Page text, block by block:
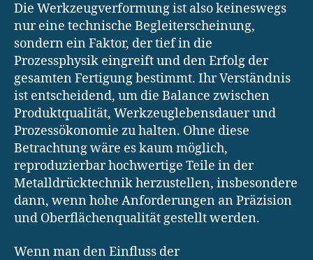
Die Werkzeugverformung ist also keineswegs
nur eine technische Begleiterscheinung,
sondern ein Faktor, der tief in die
Prozessphysik eingreift und den Erfolg der
gesamten Fertigung bestimmt. Ihr Verständnis
ist entscheidend, um die Balance zwischen
Produktqualität, Werkzeuglebensdauer und
Prozessökonomie zu halten. Ohne diese
Betrachtung wäre es kaum möglich,
reproduzierbar hochwertige Teile in der
Metalldrücktechnik herzustellen, insbesondere
dann, wenn hohe Anforderungen an Präzision
und Oberflächenqualität gestellt werden.
Wenn man den Einfluss der